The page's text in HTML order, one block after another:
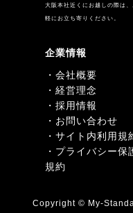
大阪本社近くにお越しの際は、
軽にお立ち寄りください。
企業情報
・会社概要
・経営理念
・採用情報
・お問い合わせ
・サイト内利用規
・プライバシー保
規約
Copyright © My-